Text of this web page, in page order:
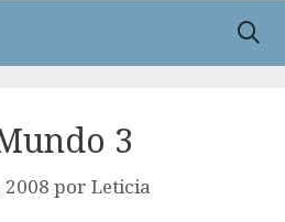
3
por Leticia